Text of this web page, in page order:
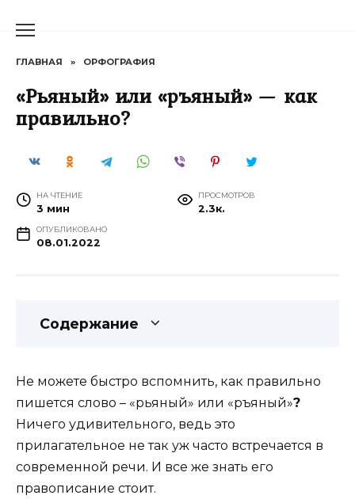
ГЛАВНАЯ » ОРФОГРАФИЯ
«Рьяный» или «ръяный» — как
правильно?
НА ЧТЕНИЕ
3 мин
ПРОСМОТРОВ
2.3к.
ОПУБЛИКОВАНО
08.01.2022
Содержание
Не можете быстро вспомнить, как правильно
пишется слово – «рьяный» или «ръяный»?
Ничего удивительного, ведь это
прилагательное не так уж часто встречается в
современной речи. И все же знать его
правописание стоит.